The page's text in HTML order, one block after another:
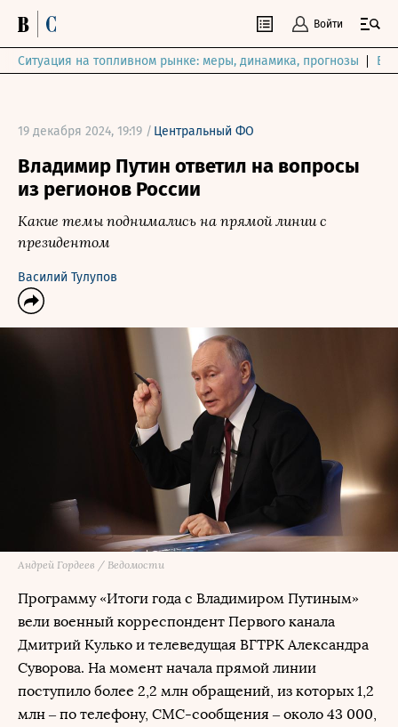
Войти
Ситуация на топливном рынке: меры, динамика, прогнозы
19 декабря 2024, 19:19 / Центральный ФО
Владимир Путин ответил на вопросы
из регионов России
Какие темы поднимались на прямой линии с
президентом
Василий Тулупов
Андрей Гордеев / Ведомости
Программу «Итоги года с Владимиром Путиным»
вели военный корреспондент Первого канала
Дмитрий Кулько и телеведущая ВГТРК Александра
Суворова. На момент начала прямой линии
поступило более 2,2 млн обращений, из которых 1,2
млн – по телефону, СМС-сообщения – около 43 000,